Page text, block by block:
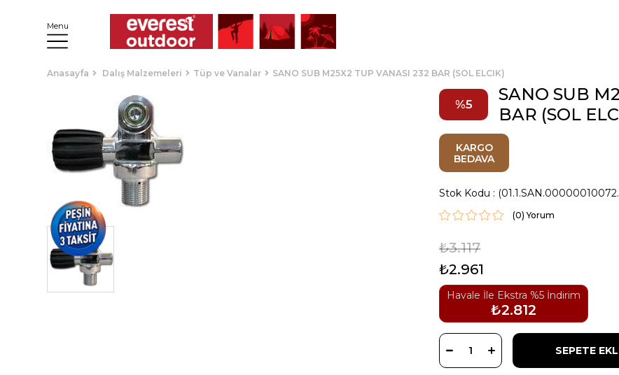
Menu
Anasayfa Dalış Malzemeleri Tüp ve Vanalar SANO SUB M25X2 TUP VANASI 232 BAR (SOL ELCIK)
5
SANO SUB
BAR (SOL
KARGO
BEDAVA
Stok Kodu
(0)
₺3.117
₺2.961
Havale İle Ekstra %5 İndirim
₺2.812